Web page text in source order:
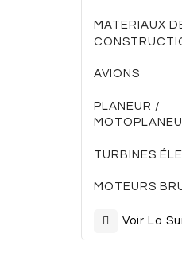
MATERIAUX
AVIONS
PLANEUR /
TURBINES
MOTEURS
Voir La